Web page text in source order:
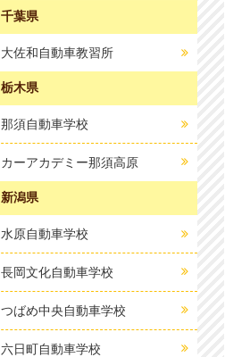
千葉県
大佐和自動車教習所
栃木県
那須自動車学校
カーアカデミー那須高原
新潟県
水原自動車学校
長岡文化自動車学校
つばめ中央自動車学校
六日町自動車学校